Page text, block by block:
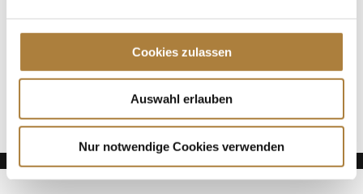
Cookies zulassen
Auswahl erlauben
Nur notwendige Cookies verwenden
Weltmeister
100. Geburtstag von HGW: Warendorf erinnert an
eine Legende des Pferdesports
Goldenes Reitabzeichen für Carolina Miesner